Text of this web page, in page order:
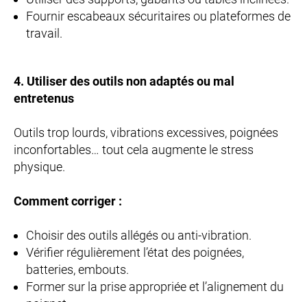
Fournir escabeaux sécuritaires ou plateformes de
travail.
4. Utiliser des outils non adaptés ou mal
entretenus
Outils trop lourds, vibrations excessives, poignées
inconfortables… tout cela augmente le stress
physique.
Comment corriger :
Choisir des outils allégés ou anti-vibration.
Vérifier régulièrement l’état des poignées,
batteries, embouts.
Former sur la prise appropriée et l’alignement du